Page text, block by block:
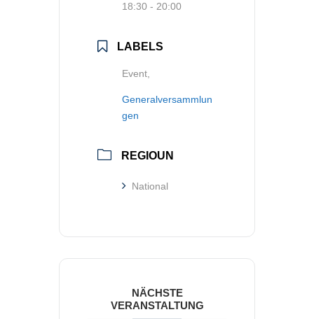
18:30 - 20:00
LABELS
Event,
Generalversammlun
gen
REGIOUN
National
NÄCHSTE
VERANSTALTUNG